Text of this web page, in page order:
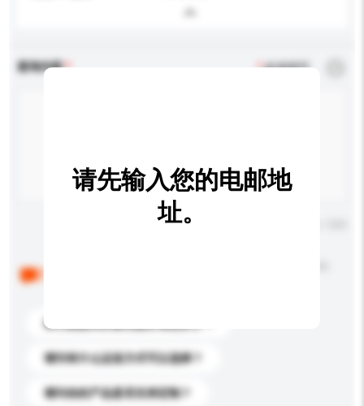
查询内容 *必须填写
你们能提供的最优惠价格是多少？
请问有什么运送方式可以选择？
请问你的产品是否支持定制？
请先输入您的电邮地
址。